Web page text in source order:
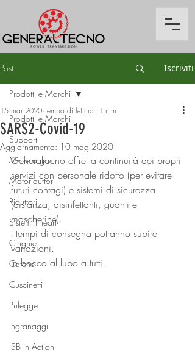
Post Iscriviti
Prodotti e Marchi
Supporti
Molle a gas
Motoriduttori
Riduttori
Sistemi lineari
Cinghie
Catene
Cuscinetti
Pulegge
ingranaggi
ISB in Action
Prodotti e Marchi
SARS2-Covid-19
15 mar 2020 Tempo di lettura: 1 min
Aggiornamento: 10 mag 2020
Generaltecno offre la continuità dei propri
servizi con personale ridotto (per evitare
futuri contagi) e sistemi di sicurezza
(distanza, disinfettanti, guanti e
mascherine).
I tempi di consegna potranno subire
variazioni.
In bocca al lupo a tutti.